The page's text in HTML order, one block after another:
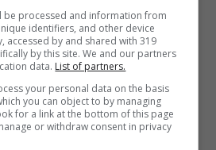
Victoria o Green
dal 28 luglio al 25
solo in estate)
sterline
be processed and information from
identifiers, and other device
accessed by and shared with 319
by this site. We and our partners
data. List of partners.
your personal data on the basis
you can object to by managing
for a link at the bottom of this page
or withdraw consent in privacy